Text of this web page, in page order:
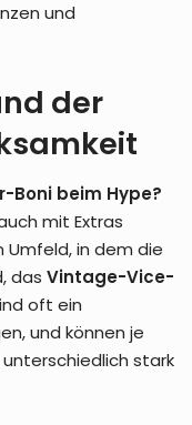
und
der
Boni beim Hype?
mit Extras
Umfeld, in dem die
das Vintage-Vice-
oft ein
und können je
stark